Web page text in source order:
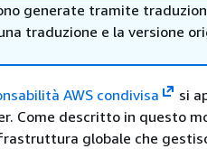
generate tramite
traduzione e la versione
AWS condivisa
si
Come descritto in questo
globale che